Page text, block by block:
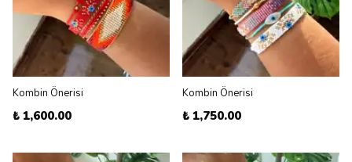
Kombin Önerisi
₺ 1,600.00
Kombin Önerisi
₺ 1,750.00